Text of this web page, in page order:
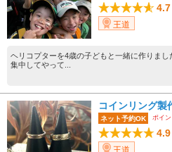
4.7
王道
ヘリコプターを4歳の子どもと一緒に作りま
集中してやって...
コインリング製
ネット予約OK ポイ
4.9
王道